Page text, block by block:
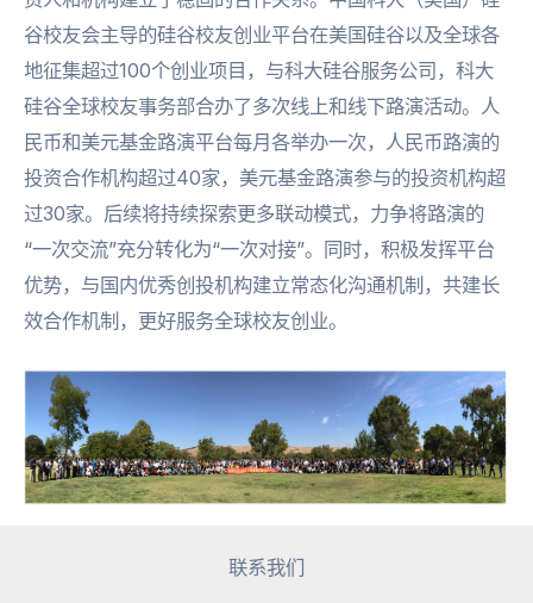
谷校友会主导的硅谷校友创业平台在美国硅谷以及全球各
地征集超过100个创业项目，与科大硅谷服务公司，科大
硅谷全球校友事务部合办了多次线上和线下路演活动。人
民币和美元基金路演平台每月各举办一次，人民币路演的
投资合作机构超过40家，美元基金路演参与的投资机构超
过30家。后续将持续探索更多联动模式，力争将路演的
“一次交流”充分转化为“一次对接”。同时，积极发挥平台
优势，与国内优秀创投机构建立常态化沟通机制，共建长
效合作机制，更好服务全球校友创业。
联系我们